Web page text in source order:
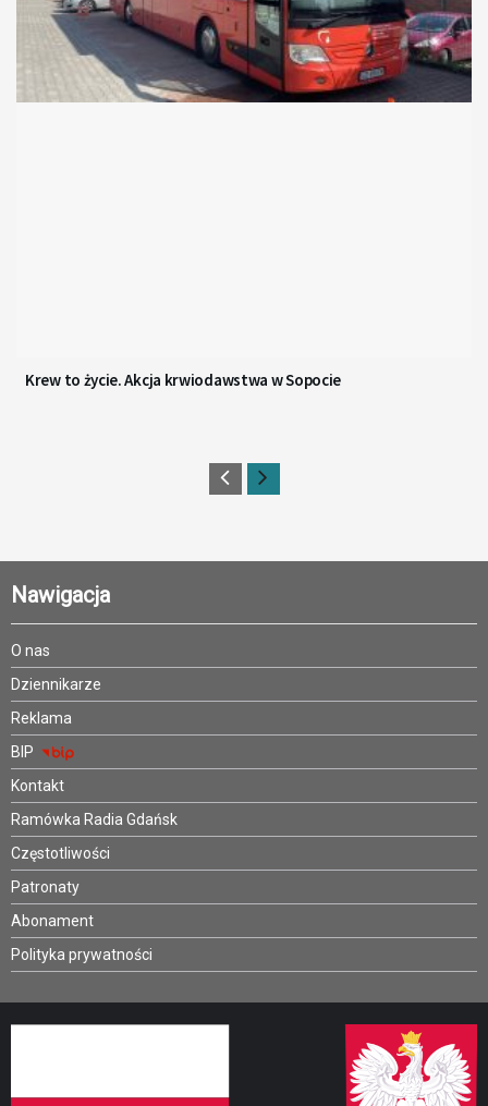
Krew to życie. Akcja krwiodawstwa w Sopocie
Nawigacja
O nas
Dziennikarze
Reklama
BIP
Kontakt
Ramówka Radia Gdańsk
Częstotliwości
Patronaty
Abonament
Polityka prywatności